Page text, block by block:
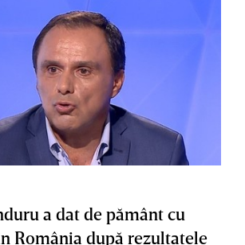
a dat de pământ cu
România după rezultatele